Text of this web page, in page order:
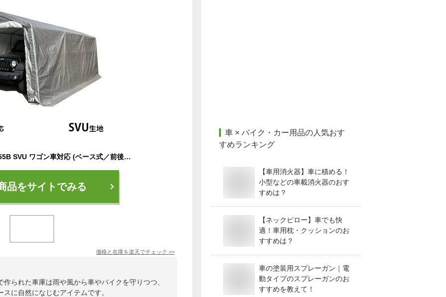
マルチストレージ 3055B SVU ワゴン車対応 (ベース式／前後巻き上げ式／クロス生地) [南栄工業 ナンエイ パイプ車庫 パイプ倉庫 パイプガレージ シルバーユー ワンボックスタイプ]
品をサイトでみる
価格と在庫を楽天でチェック >>
られた車庫は雨や風から車やバイクを守りつつ、
に自然になじむアイテムです。
車 × バイク・カー用品の人気おす
すめランキング
【車用消火器】車に積める！
小型などの車載消火器のおす
すめは？
【ネックピロー】車でも快
適！車用枕・クッションのお
すすめは？
車の塗装用スプレーガン｜電
動タイプのスプレーガンのお
すすめを教えて！